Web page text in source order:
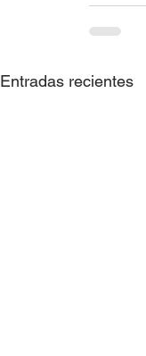
Entradas recientes